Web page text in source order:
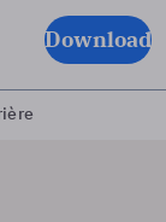
Download